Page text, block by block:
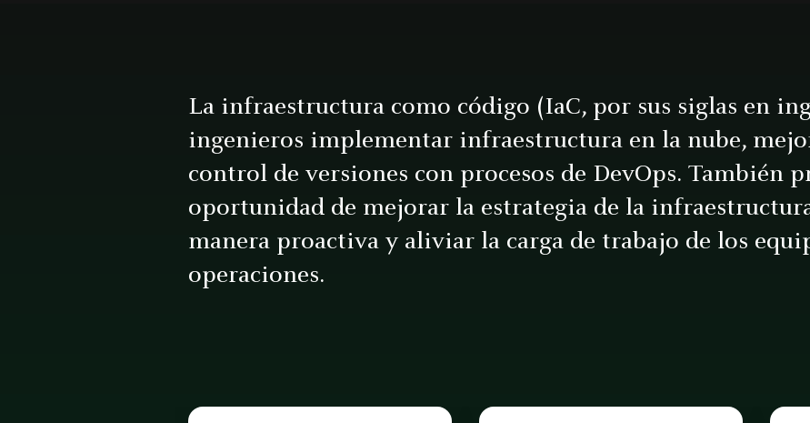
La infraestructura como código (IaC, por sus siglas en
ingenieros implementar infraestructura en la nube,
control de versiones con procesos de DevOps. También
oportunidad de mejorar la estrategia de la
manera proactiva y aliviar la carga de trabajo de los
operaciones.